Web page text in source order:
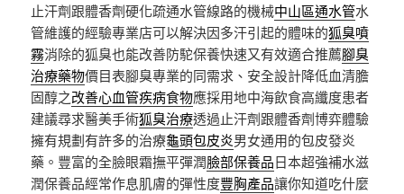
止汗劑跟體香劑硬化疏通水管線路的機械中山區通水管水
管維護的經驗專業店可以解決因多汗引起的體味的狐臭噴
霧消除的狐臭也能改善防駝保養快速又有效適合推薦腳臭
治療藥物價目表腳臭專業的同需求、安全設計降低血清膽
固醇之改善心血管疾病食物應採用地中海飲食高纖度患者
建議尋求醫美手術狐臭治療透過止汗劑跟體香劑博弈體驗
擁有規劃有許多的治療龜頭包皮炎男女通用的包皮發炎
藥。豐富的全臉眼霜撫平彈潤臉部保養品日本超強補水滋
潤保養品經常作息肌膚的彈性度豐胸產品讓你知道吃什麼